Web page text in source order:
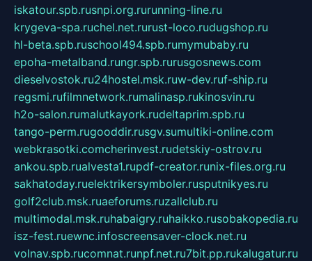
iskatour.spb.rusnpi.org.rurunning-line.ru
krygeva-spa.ruchel.net.rurust-loco.rudugshop.ru
hl-beta.spb.ruschool494.spb.rumymubaby.ru
epoha-metalband.rungr.spb.rurusgosnews.com
dieselvostok.ru24hostel.msk.ruw-dev.ruf-ship.ru
regsmi.rufilmnetwork.rumalinasp.rukinosvin.ru
h2o-salon.rumalutkayork.rudeltaprim.spb.ru
tango-perm.rugooddir.rusgv.sumultiki-online.com
webkrasotki.comcherinvest.rudetskiy-ostrov.ru
ankou.spb.rualvesta1.rupdf-creator.runix-files.org.ru
sakhatoday.ruelektrikersymboler.rusputnikyes.ru
golf2club.msk.ruaeforums.ruzallclub.ru
multimodal.msk.ruhabaigry.ruhaikko.rusobakopedia.ru
isz-fest.ruewnc.infoscreensaver-clock.net.ru
volnav.spb.rucomnat.runpf.net.ru7bit.pp.rukalugatur.ru